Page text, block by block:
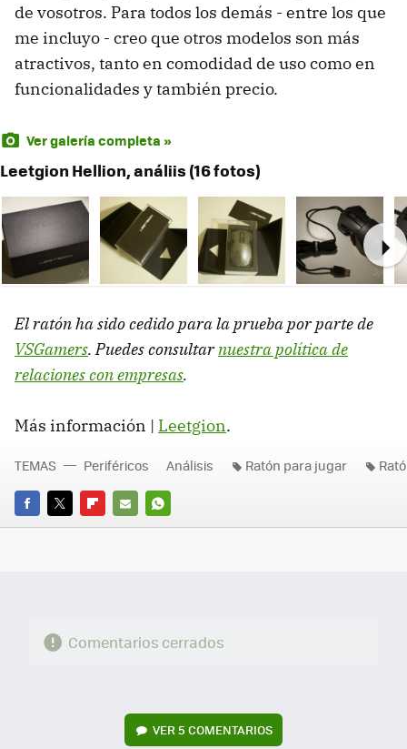
de vosotros. Para todos los demás - entre los que
me incluyo - creo que otros modelos son más
atractivos, tanto en comodidad de uso como en
funcionalidades y también precio.
Ver galería completa »
Leetgion Hellion, análiis (16 fotos)
El ratón ha sido cedido para la prueba por parte de
VSGamers. Puedes consultarnuestra política de
relaciones con empresas.
Más información | Leetgion.
FACEBOOK
TWITTERFLIPBOARD
E-
WHATSAPP
TEMAS Periféricos Análisis Ratón para jugar
Comentarios cerrados
VER5 COMENTARIOS